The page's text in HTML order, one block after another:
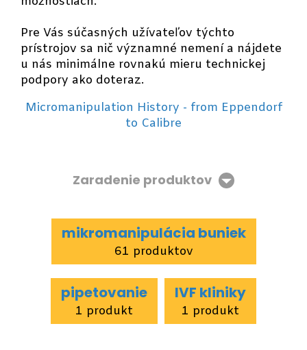
Pre Vás súčasných užívateľov týchto
prístrojov sa nič významné nemení a nájdete
u nás minimálne rovnakú mieru technickej
podpory ako doteraz.
Micromanipulation History - from Eppendorf
to Calibre
Zaradenie produktov
mikromanipulácia buniek
61 produktov
pipetovanie
1 produkt
IVF kliniky
1 produkt